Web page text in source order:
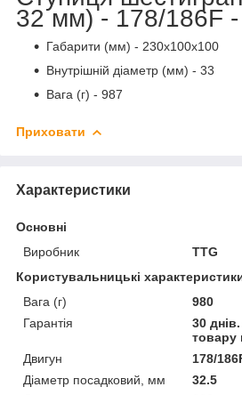
32 мм) - 178/186F -
Габарити (мм) - 230x100x100
Внутрішній діаметр (мм) - 33
Вага (г) - 987
Приховати
Характеристики
Основні
Виробник
TTG
Користувальницькі
Вага (г)
980
Гарантія
30
товару
Двигун
178/
Діаметр посадковий, мм
32.5